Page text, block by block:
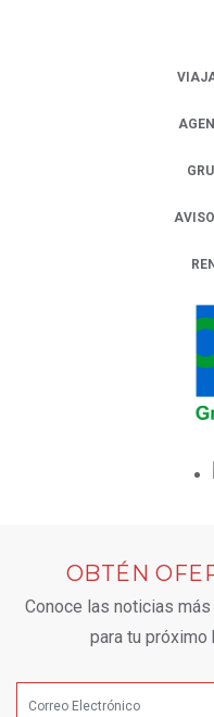
OBTÉN
Conoce las noticias
para tu próximo